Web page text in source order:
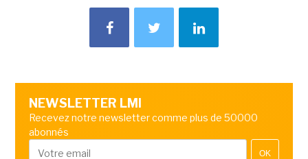
NEWSLETTER LMI
Recevez notre newsletter comme plus de 50000
abonnés
OK